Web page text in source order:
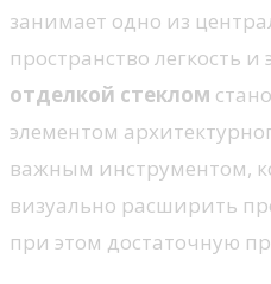
занимает одно из
пространство легкость и
отделкой стеклом
элементом
важным инструментом,
визуально расширить
при этом достаточную